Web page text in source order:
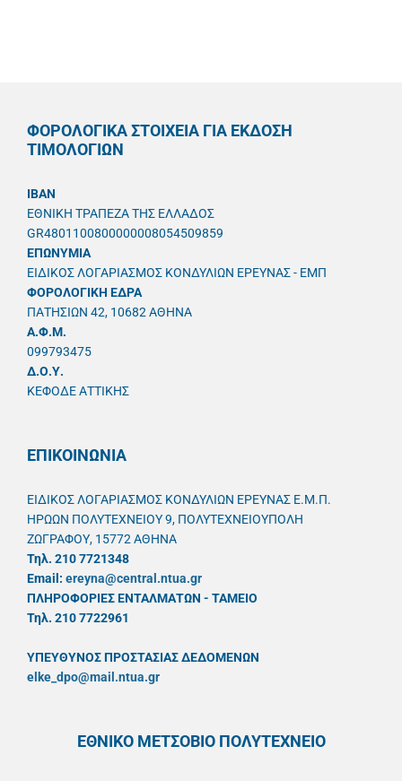
ΦΟΡΟΛΟΓΙΚΑ ΣΤΟΙΧΕΙΑ ΓΙΑ ΕΚΔΟΣΗ
ΤΙΜΟΛΟΓΙΩΝ
IBAN
ΕΘΝΙΚΗ ΤΡΑΠΕΖΑ ΤΗΣ ΕΛΛΑΔΟΣ
GR4801100800000008054509859
ΕΠΩΝΥΜΙΑ
ΕΙΔΙΚΟΣ ΛΟΓΑΡΙΑΣΜΟΣ ΚΟΝΔΥΛΙΩΝ ΕΡΕΥΝΑΣ - ΕΜΠ
ΦΟΡΟΛΟΓΙΚΗ ΕΔΡΑ
ΠΑΤΗΣΙΩΝ 42, 10682 ΑΘΗΝΑ
A.Φ.Μ.
099793475
Δ.Ο.Υ.
ΚΕΦΟΔΕ ΑΤΤΙΚΗΣ
ΕΠΙΚΟΙΝΩΝΙΑ
ΕΙΔΙΚΟΣ ΛΟΓΑΡΙΑΣΜΟΣ ΚΟΝΔΥΛΙΩΝ ΕΡΕΥΝΑΣ Ε.Μ.Π.
ΗΡΩΩΝ ΠΟΛΥΤΕΧΝΕΙΟΥ 9, ΠΟΛΥΤΕΧΝΕΙΟΥΠΟΛΗ
ΖΩΓΡΑΦΟΥ, 15772 ΑΘΗΝΑ
Τηλ. 210 7721348
Email: ereyna@central.ntua.gr
ΠΛΗΡΟΦΟΡΙΕΣ ΕΝΤΑΛΜΑΤΩΝ - ΤΑΜΕΙΟ
Τηλ. 210 7722961
ΥΠΕΥΘYΝΟΣ ΠΡΟΣΤΑΣΙΑΣ ΔΕΔΟΜΕΝΩΝ
elke_dpo@mail.ntua.gr
ΕΘΝΙΚΟ ΜΕΤΣΟΒΙΟ ΠΟΛΥΤΕΧΝΕΙΟ